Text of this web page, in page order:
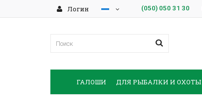
Логин (050) 050 31 30
ГАЛОШИ ДЛЯ РЫБАЛКИ И ОХОТЫ